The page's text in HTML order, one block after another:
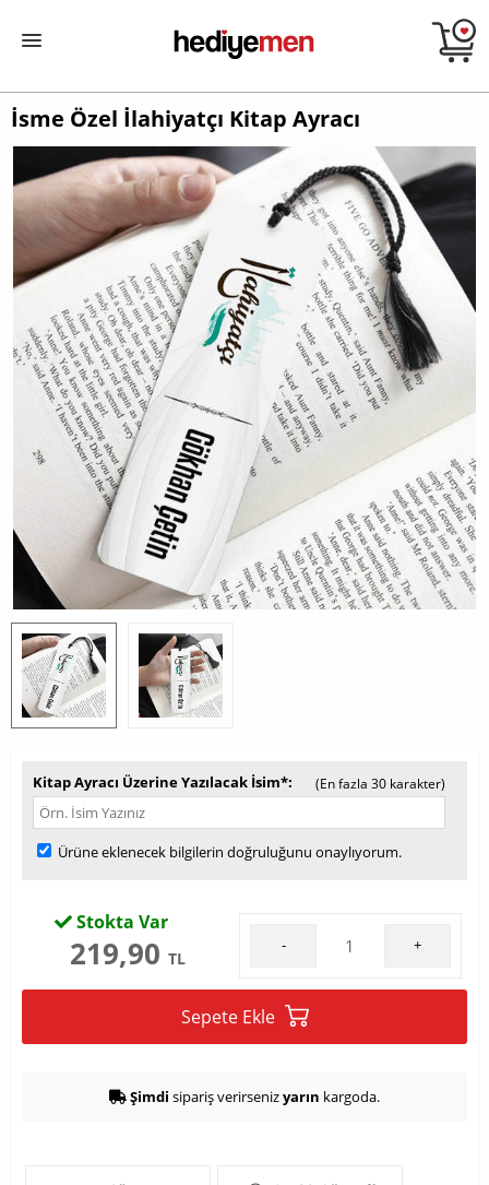
İsme Özel İlahiyatçı Kitap Ayracı
Kitap Ayracı Üzerine Yazılacak İsim* (En fazla 30 karakter)
Ürüne eklenecek bilgilerin doğruluğunu onaylıyorum.
Stokta Var
219,90 TL
- +
Sepete Ekle
Şimdi sipariş verirsenizyarın kargoda.